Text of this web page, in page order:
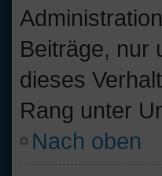
Beiträge, nur
dieses
Rang unter
Nach oben